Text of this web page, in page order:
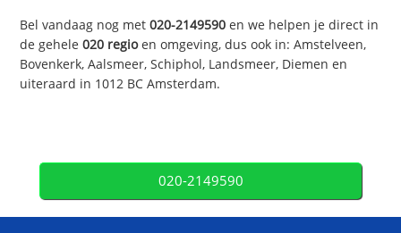
Bel vandaag nog met020-2149590 en we helpen je direct in
de gehele020 regioen omgeving, dus ook in: Amstelveen,
Bovenkerk, Aalsmeer, Schiphol, Landsmeer, Diemen en
uiteraard in 1012 BC Amsterdam.
020-2149590